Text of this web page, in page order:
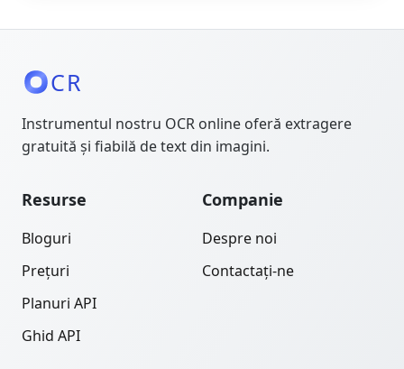
CR
Instrumentul nostru OCR online oferă extragere
gratuită și fiabilă de text din imagini.
Resurse
Bloguri
Prețuri
Planuri API
Ghid API
Companie
Despre noi
Contactați-ne